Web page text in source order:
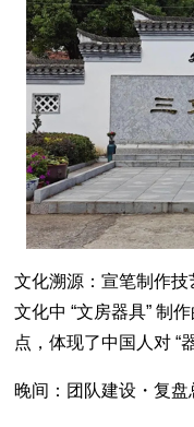
文化溯源：宣笔制作
文化中 “文房器具” 制
点，体现了中国人对 “
晚间：团队建设・复盘